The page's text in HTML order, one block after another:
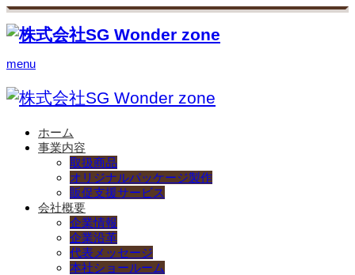
menu
ホーム
事業内容
取扱商品
オリジナルパッケージ製作
販促支援サービス
会社概要
企業情報
企業沿革
代表メッセージ
本社ショールーム